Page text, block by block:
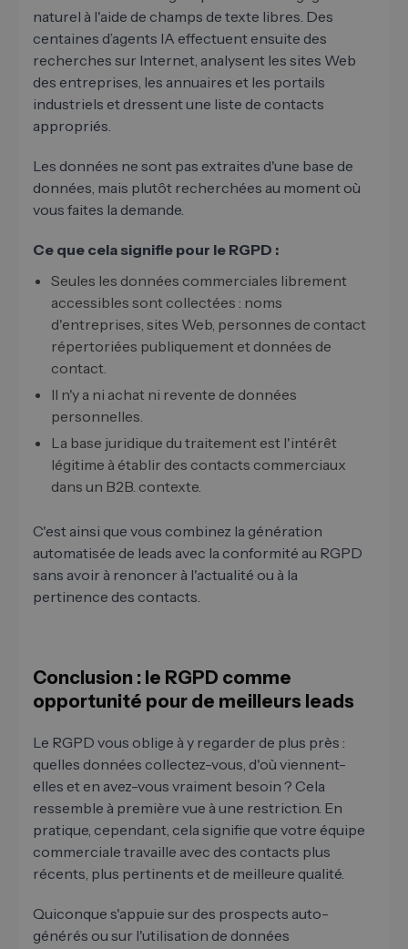
naturel à l'aide de champs de texte libres. Des
centaines d’agents IA effectuent ensuite des
recherches sur Internet, analysent les sites Web
des entreprises, les annuaires et les portails
industriels et dressent une liste de contacts
appropriés.
Les données ne sont pas extraites d'une base de
données, mais plutôt recherchées au moment où
vous faites la demande.
Ce que cela signifie pour le RGPD :
Seules les données commerciales librement
accessibles sont collectées : noms
d'entreprises, sites Web, personnes de contact
répertoriées publiquement et données de
contact.
Il n'y a ni achat ni revente de données
personnelles.
La base juridique du traitement est l'intérêt
légitime à établir des contacts commerciaux
dans un B2B. contexte.
C'est ainsi que vous combinez la génération
automatisée de leads avec la conformité au RGPD
sans avoir à renoncer à l'actualité ou à la
pertinence des contacts.
Conclusion : le RGPD comme
opportunité pour de meilleurs leads
Le RGPD vous oblige à y regarder de plus près :
quelles données collectez-vous, d'où viennent-
elles et en avez-vous vraiment besoin ? Cela
ressemble à première vue à une restriction. En
pratique, cependant, cela signifie que votre équipe
commerciale travaille avec des contacts plus
récents, plus pertinents et de meilleure qualité.
Quiconque s'appuie sur des prospects auto-
générés ou sur l'utilisation de données